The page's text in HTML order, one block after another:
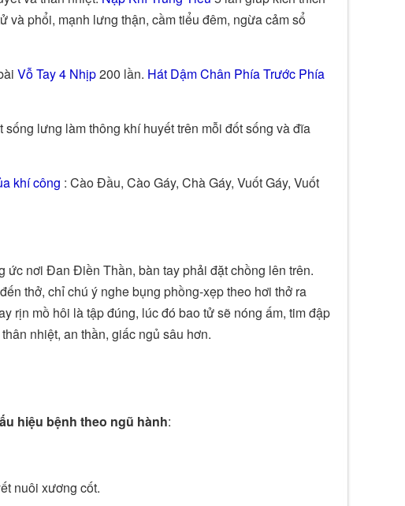
và phổi, mạnh lưng thận, cầm tiểu đêm, ngừa cảm sổ
Vỗ Tay 4 Nhịp200 lần. Hát Dậm Chân Phía Trước Phía
lưng làm thông khí huyết trên mỗi đốt sống và đĩa
khí công : Cào Đầu, Cào Gáy, Chà Gáy, Vuốt Gáy, Vuốt
ức nơi Đan Điền Thần, bàn tay phải đặt chồng lên trên.
thở, chỉ chú ý nghe bụng phồng-xẹp theo hơi thở ra
rịn mồ hôi là tập đúng, lúc đó bao tử sẽ nóng ấm, tim đập
nhiệt, an thần, giấc ngủ sâu hơn.
hiệu bệnh theo ngũ hành:
nuôi xương cốt.